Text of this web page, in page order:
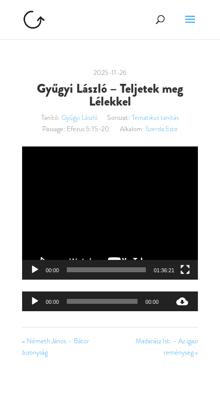
2025-11-26
Gyűgyi László – Teljetek meg
Lélekkel
Tanító: Gyűgyi László Sorozat: Tematikus tanítás
Passage: Efezus 5:15-20. Alkalom: Szerda Este
00:00 01:36:21
Audió
00:00 00:00
« Németh János – Bátor
bizonyság
Madarász Isti – Az igazi
reménység »